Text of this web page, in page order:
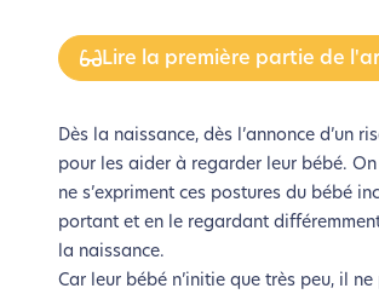
Lire la première partie de
Dès la naissance, dès l’annonce d’un
pour les aider à regarder leur bébé.
ne s’expriment ces postures du bébé
portant et en le regardant
la naissance.
Car leur bébé n’initie que très peu, il